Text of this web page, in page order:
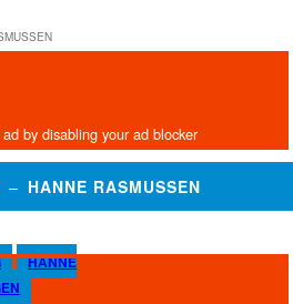
– HANNE RASMUSSEN
HANNE